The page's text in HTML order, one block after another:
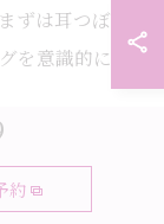
ずは耳つぼを
を意識的に見
な耳つぼマッ
活用して常に
約